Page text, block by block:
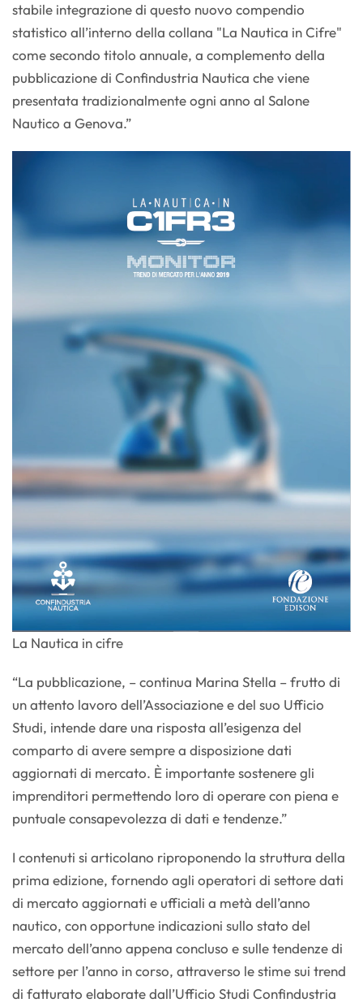
stabile integrazione di questo nuovo compendio
statistico all’interno della collana "La Nautica in Cifre"
come secondo titolo annuale, a complemento della
pubblicazione di Confindustria Nautica che viene
presentata tradizionalmente ogni anno al Salone
Nautico a Genova.”
La Nautica in cifre
“La pubblicazione, – continua Marina Stella – frutto di
un attento lavoro dell’Associazione e del suo Ufficio
Studi, intende dare una risposta all’esigenza del
comparto di avere sempre a disposizione dati
aggiornati di mercato. È importante sostenere gli
imprenditori permettendo loro di operare con piena e
puntuale consapevolezza di dati e tendenze.”
I contenuti si articolano riproponendo la struttura della
prima edizione, fornendo agli operatori di settore dati
di mercato aggiornati e ufficiali a metà dell’anno
nautico, con opportune indicazioni sullo stato del
mercato dell’anno appena concluso e sulle tendenze di
settore per l’anno in corso, attraverso le stime sui trend
di fatturato elaborate dall’Ufficio Studi Confindustria